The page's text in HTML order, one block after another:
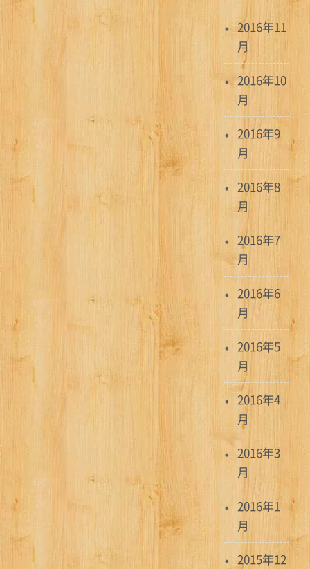
2016年11
月
2016年10
月
2016年9
月
2016年8
月
2016年7
月
2016年6
月
2016年5
月
2016年4
月
2016年3
月
2016年1
月
2015年12